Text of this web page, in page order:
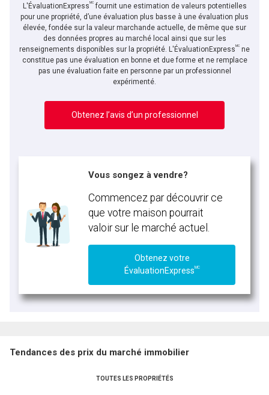
L'ÉvaluationExpressMCfournit une estimation de valeurs potentielles
pour une propriété, d’une évaluation plus basse à une évaluation plus
élevée, fondée sur la valeur marchande actuelle, de même que sur
des données propres au marché local ainsi que sur les
renseignements disponibles sur la propriété. L'ÉvaluationExpressMC ne
constitue pas une évaluation en bonne et due forme et ne remplace
pas une évaluation faite en personne par un professionnel
expérimenté.
Obtenez l’avis d’un professionnel
Vous songez à vendre?
Commencez par découvrir ce
que votre maison pourrait
valoir sur le marché actuel.
Obtenez votre
ÉvaluationExpressMC
Tendances des prix du marché immobilier
TOUTES LES PROPRIÉTÉS